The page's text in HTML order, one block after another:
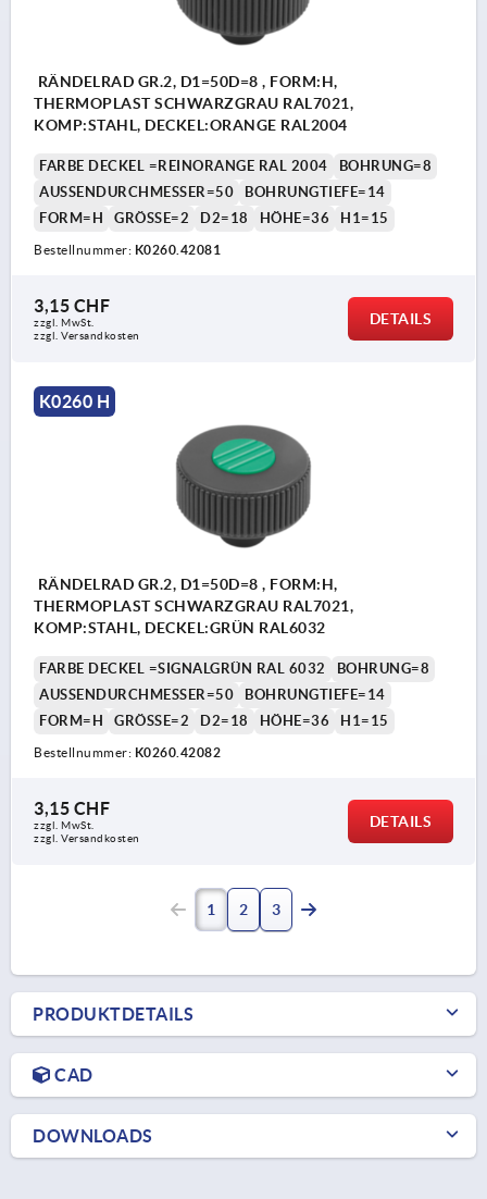
RÄNDELRAD GR.2, D1=50D=8 , FORM:H,
THERMOPLAST SCHWARZGRAU RAL7021,
KOMP:STAHL, DECKEL:ORANGE RAL2004
FARBE DECKEL =REINORANGE RAL 2004
BOHRUNG=8
AUSSENDURCHMESSER=50
BOHRUNGTIEFE=14
FORM=H
GRÖSSE=2 D2=18 HÖHE=36 H1=15
Bestellnummer: K0260.42081
3,15 CHF
zzgl. MwSt.
zzgl. Versandkosten
DETAILS
K0260 H
RÄNDELRAD GR.2, D1=50D=8 , FORM:H,
THERMOPLAST SCHWARZGRAU RAL7021,
KOMP:STAHL, DECKEL:GRÜN RAL6032
FARBE DECKEL =SIGNALGRÜN RAL 6032
BOHRUNG=8
AUSSENDURCHMESSER=50
BOHRUNGTIEFE=14
FORM=H
GRÖSSE=2 D2=18 HÖHE=36 H1=15
Bestellnummer: K0260.42082
3,15 CHF
zzgl. MwSt.
zzgl. Versandkosten
DETAILS
1 2 3
PRODUKTDETAILS
CAD
DOWNLOADS